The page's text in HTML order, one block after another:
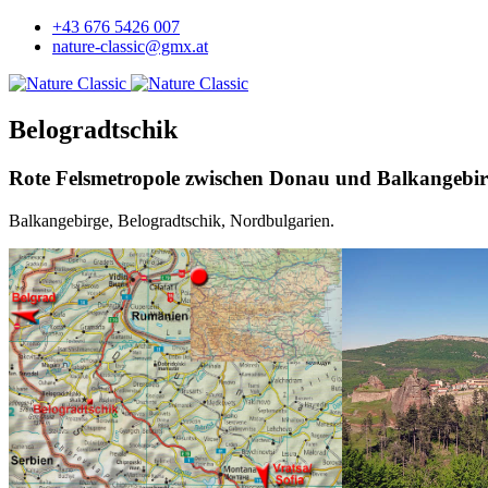
+43 676 5426 007
nature-classic@gmx.at
Belogradtschik
Rote Felsmetropole zwischen Donau und
Balkangebirge, Belogradtschik, Nordbulgarien.